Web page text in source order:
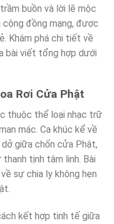
buồn và lời lẽ mộc
đồng mạng, được
Khám phá chi tiết về
bài viết tổng hợp dưới
Rơi Cửa Phật
thuộc thể loại nhạc trữ
mác. Ca khúc kể về
giữa chốn cửa Phật,
tịnh tâm linh. Bài
sự chia ly không hẹn
kết hợp tinh tế giữa